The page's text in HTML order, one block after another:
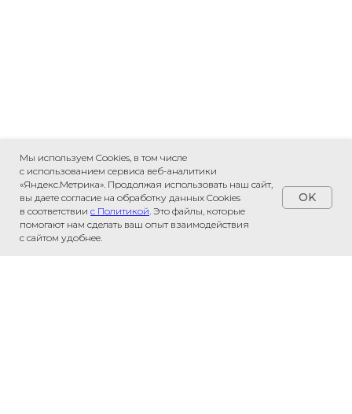
Мы используем Cookies, в том числе
с использованием сервиса веб-аналитики
«Яндекс.Метрика». Продолжая использовать наш сайт,
вы даете согласие на обработку данных Cookies
в соответствии с Политикой. Это файлы, которые
помогают нам сделать ваш опыт взаимодействия
с сайтом удобнее.
OK